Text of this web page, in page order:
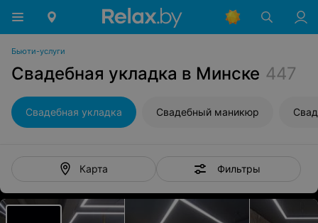
Бьюти-услуги
Свадебная укладка в Минске 447
Свадебная укладка Свадебный маникюр
Карта Фильтры